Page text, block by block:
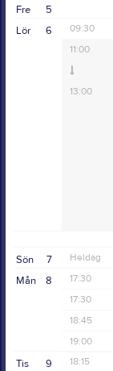
21:00
5
Fre
6
Lör 09:30
11:30
11:00
13:00
7
Sön Heldag
8
Mån 17:30
19:00
17:30
19:00
18:45
20:15
19:00
9
Tis 18:15